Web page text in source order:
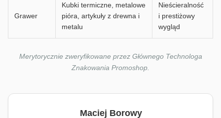
Grawer
Kubki termiczne, metalowe
pióra, artykuły z drewna i
metalu
Nieścieralność
i prestiżowy
wygląd
Merytorycznie zweryfikowane przez Głównego Technologa
Znakowania Promoshop.
Maciej Borowy